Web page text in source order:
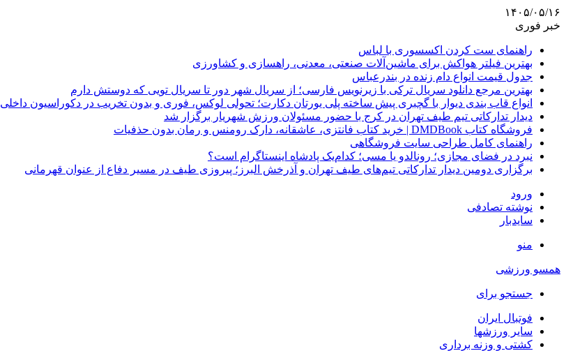
۱۴۰۵/۰۵/۱۶
خبر فوری
راهنمای ست کردن اکسسوری با لباس
بهترین فیلتر هواکش برای ماشین‌آلات صنعتی، معدنی، راهسازی و کشاورزی
جدول قیمت انواع دام زنده در بندرعباس
بهترین مرجع دانلود سریال ترکی با زیرنویس فارسی؛ از سریال شهر دور تا سریال تویی که دوستش دارم
انواع قاب بندی دیوار با گچبری پیش ساخته پلی یورتان دکارت؛ تحولی لوکس، فوری و بدون تخریب در دکوراسیون داخلی
دیدار تدارکاتی تیم طیف تهران در کرج با حضور مسئولان ورزش شهریار برگزار شد
فروشگاه کتاب DMDBook | خرید کتاب فانتزی، عاشقانه، دارک رومنس و رمان بدون حذفیات
راهنمای کامل طراحی سایت فروشگاهی
نبرد در فضای مجازی؛ رونالدو یا مسی؛ کدام‌یک پادشاه اینستاگرام است؟
برگزاری دومین دیدار تدارکاتی تیم‌های طیف تهران و آذرخش البرز؛ پیروزی طیف در مسیر دفاع از عنوان قهرمانی
ورود
نوشته تصادفی
سایدبار
منو
همسو ورزشی
جستجو برای
فوتبال ایران
سایر ورزشها
کشتی و وزنه برداری